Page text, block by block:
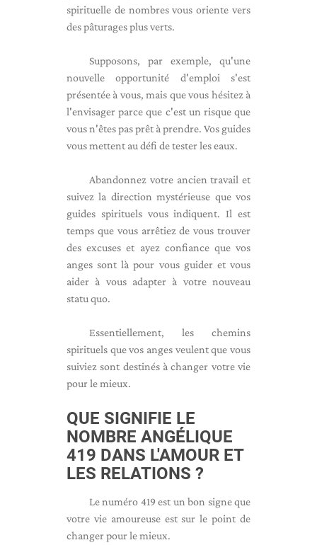
spirituelle de nombres vous oriente vers
des pâturages plus verts.
Supposons, par exemple, qu'une
nouvelle opportunité d'emploi s'est
présentée à vous, mais que vous hésitez à
l'envisager parce que c'est un risque que
vous n'êtes pas prêt à prendre. Vos guides
vous mettent au défi de tester les eaux.
Abandonnez votre ancien travail et
suivez la direction mystérieuse que vos
guides spirituels vous indiquent. Il est
temps que vous arrêtiez de vous trouver
des excuses et ayez confiance que vos
anges sont là pour vous guider et vous
aider à vous adapter à votre nouveau
statu quo.
Essentiellement, les chemins
spirituels que vos anges veulent que vous
suiviez sont destinés à changer votre vie
pour le mieux.
QUE SIGNIFIE LE
NOMBRE ANGÉLIQUE
419 DANS L'AMOUR ET
LES RELATIONS ?
Le numéro 419 est un bon signe que
votre vie amoureuse est sur le point de
changer pour le mieux.